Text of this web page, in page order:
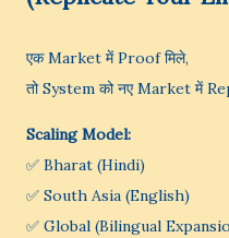
एक Market में Proof मिले,
तो System को नए Market में
Scaling Model:
✅ Bharat (Hindi)
✅ South Asia (English)
✅ Global (Bilingual